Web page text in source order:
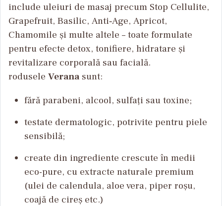
include uleiuri de masaj precum Stop Cellulite,
Grapefruit, Basilic, Anti‑Age, Apricot,
Chamomile și multe altele – toate formulate
pentru efecte detox, tonifiere, hidratare și
revitalizare corporală sau facială.
rodusele Veranasunt:
fără parabeni, alcool, sulfați sau toxine;
testate dermatologic, potrivite pentru piele
sensibilă;
create din ingrediente crescute în medii
eco-pure, cu extracte naturale premium
(ulei de calendula, aloe vera, piper roșu,
coajă de cireș etc.)